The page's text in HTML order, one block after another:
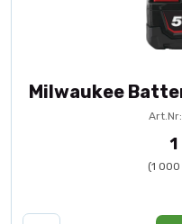
Milwaukee
(1